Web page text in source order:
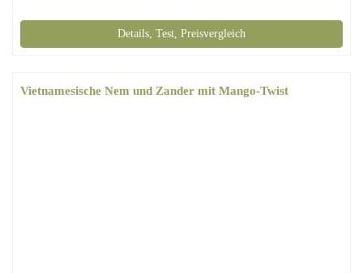
Details, Test, Preisvergleich
Vietnamesische Nem und Zander mit Mango-Twist